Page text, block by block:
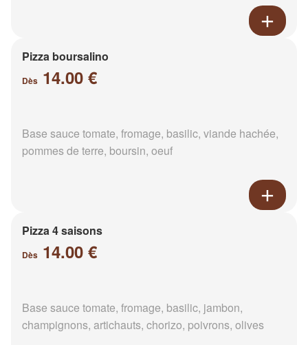
Pizza boursalino
Dès 14.00 €
Base sauce tomate, fromage, basilic, viande hachée,
pommes de terre, boursin, oeuf
Pizza 4 saisons
Dès 14.00 €
Base sauce tomate, fromage, basilic, jambon,
champignons, artichauts, chorizo, poivrons, olives